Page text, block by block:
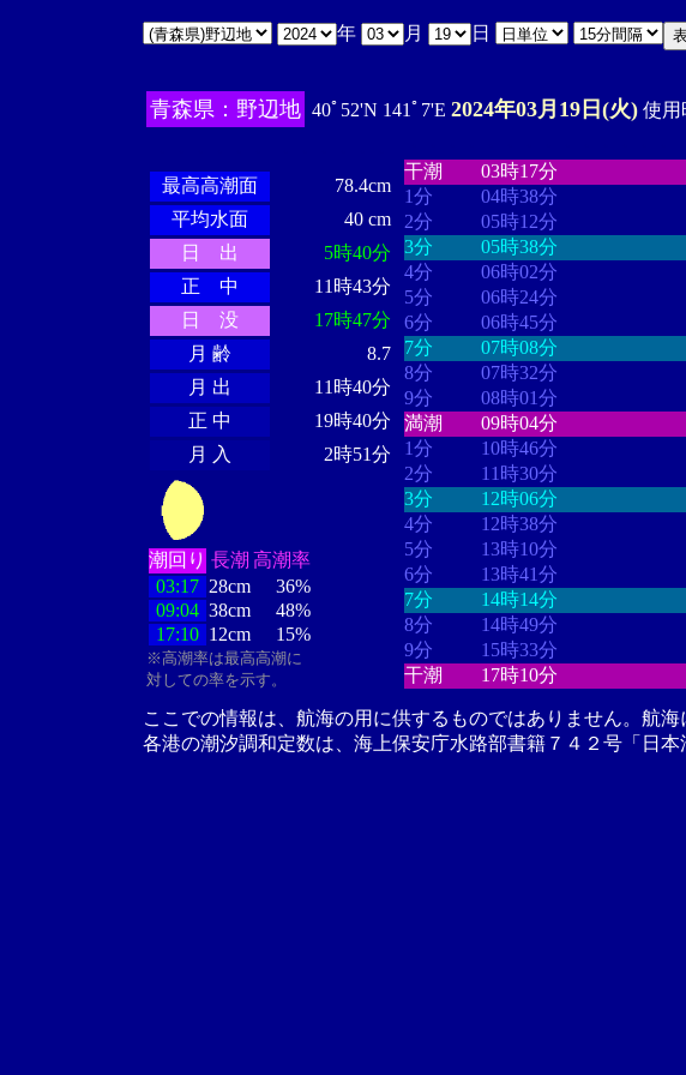
年 月 日
青森県：野辺地 40ﾟ52'N 141ﾟ7'E 2024年03月19日(火) 使用
最高高潮面
78.4cm
平均水面
40 cm
日 出
5時40分
正 中
11時43分
日 没
17時47分
月 齢
8.7
月 出
11時40分
正 中
19時40分
月 入
2時51分
潮回り 長潮 高潮率
03:17 28cm
36%
09:04 38cm
48%
17:10 12cm 15%
※高潮率は最高高潮に
対しての率を示す。
干潮
03時17分
1分
04時38分
2分
05時12分
3分
05時38分
4分
06時02分
5分
06時24分
6分
06時45分
7分
07時08分
8分
07時32分
9分
08時01分
満潮
09時04分
1分
10時46分
2分
11時30分
3分
12時06分
4分
12時38分
5分
13時10分
6分
13時41分
7分
14時14分
8分
14時49分
9分
15時33分
干潮
17時10分
ここでの情報は、航海の用に供するものではありません。航
各港の潮汐調和定数は、海上保安庁水路部書籍７４２号「日